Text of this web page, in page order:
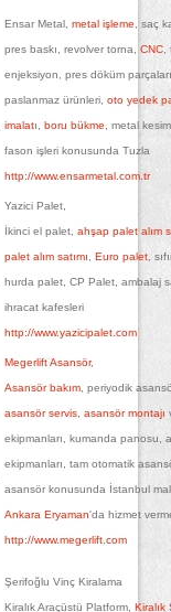
Ensar Metal, metal işleme , saç
pres baskı, revolver torna, CNC,
enjeksiyon, pres döküm
paslanmaz ürünleri, oto yedek
imalatı, boru bükme , metal
fason işleri konusunda Tuzla
http://www.ensarmetal.com.tr
Yazici Palet,
İkinci el palet, ahşap palet alım
palet alım satımı Euro palet,
hurda palet, CP Palet, ambalaj
ihracat kafesleri
http://www.yazicipalet.com
Megerlift Asansör,
Asansör bakım, periyodik
asansör servis, asansör montajı
ekipmanları, kumanda panosu,
ekipmanları, tam otomatik
asansör konusunda İstanbul
Ankara Eryaman'da hizmet
http://www.megerlift.com
Şerifoğlu Vinç Kiralama
Kiralık Araçüstü Platform, Kiralık